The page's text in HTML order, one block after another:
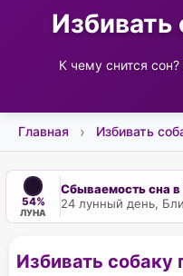
Избивать
К чему снится
Главная Избивать
54%
ЛУНА
Сбываемость сна в
24 лунный день,
Избивать собаку